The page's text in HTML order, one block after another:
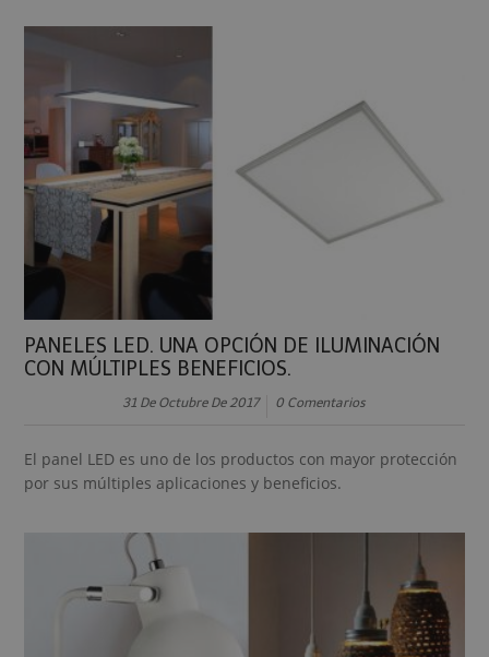
PANELES LED. UNA OPCIÓN DE ILUMINACIÓN
CON MÚLTIPLES BENEFICIOS.
31 De Octubre De 2017 0 Comentarios
El panel LED es uno de los productos con mayor protección
por sus múltiples aplicaciones y beneficios.